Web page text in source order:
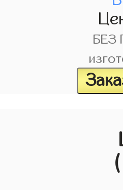
БЕЗ